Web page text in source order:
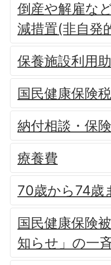
倒産や解雇な
減措置(非自発
保養施設利用
国民健康保険
納付相談・保
療養費
70歳から74歳
国民健康保険
知らせ」の一